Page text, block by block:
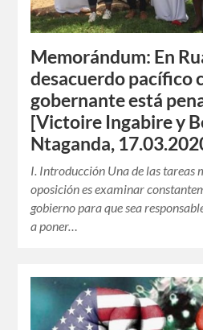
Memorándum: En
desacuerdo pacífico
gobernante está
[Victoire Ingabire y
Ntaganda,
I. Introducción Una de las tareas
oposición es examinar
gobierno para que sea
a poner…